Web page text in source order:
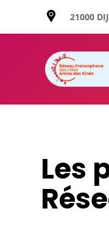
21000
Les